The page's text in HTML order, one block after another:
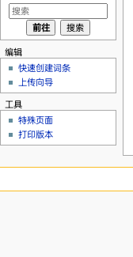
编辑
快速创建词条
上传向导
工具
特殊页面
打印版本